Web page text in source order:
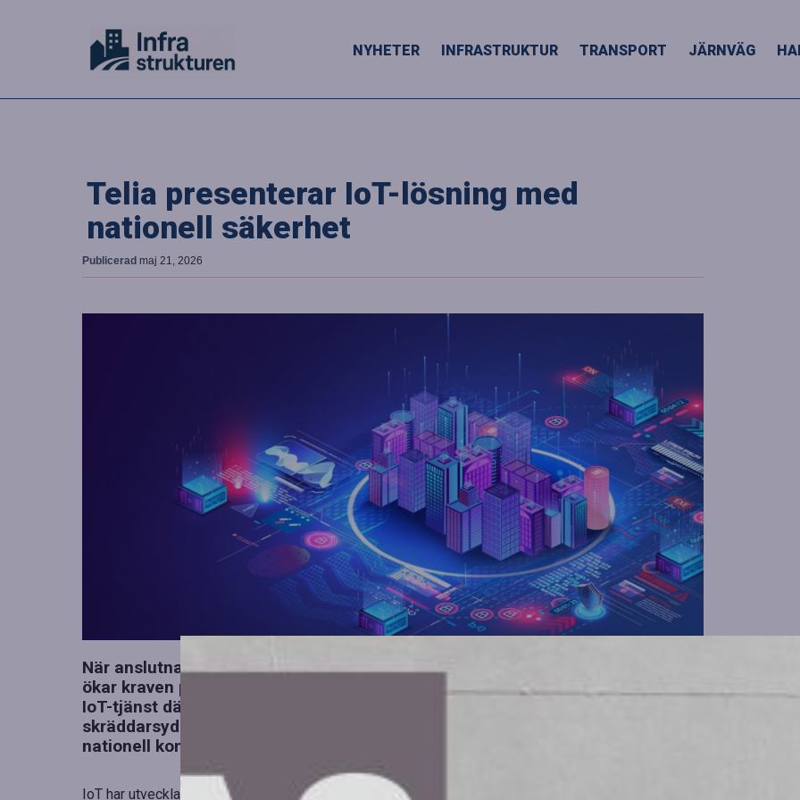
NYHETER INFRASTRUKTUR TRANSPORT JÄRNVÄG
Telia presenterar IoT-lösning med
nationell säkerhet
Publicerad maj 21, 2026
När anslutna enheter (IoT) blir allt viktigare för både affärer och samhälle
ökar kraven på säkerhet och pålitlighet. Telia lanserar Telia IoT Connect, en
IoT-tjänst där både uppkoppling och data hanteras inhemskt. Denna tjänst är
skräddarsydd för verksamheter som kräver stabil IoT-kommunikation med
nationell kontroll och ett minskat beroende av globala aktörer.
IoT har utvecklats från ett område för innovation till en central komponent i driften av sektorer som